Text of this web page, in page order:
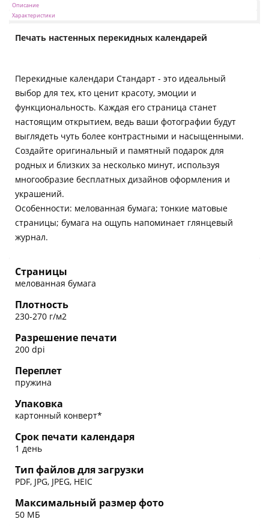
Описание
Характеристики
Печать настенных перекидных календарей
Перекидные календари Стандарт - это идеальный
выбор для тех, кто ценит красоту, эмоции и
функциональность. Каждая его страница станет
настоящим открытием, ведь ваши фотографии будут
выглядеть чуть более контрастными и насыщенными.
Создайте оригинальный и памятный подарок для
родных и близких за несколько минут, используя
многообразие бесплатных дизайнов оформления и
украшений.
Особенности: мелованная бумага; тонкие матовые
страницы; бумага на ощупь напоминает глянцевый
журнал.
Страницы
мелованная бумага
Плотность
230-270 г/м2
Разрешение печати
200 dpi
Переплет
пружина
Упаковка
картонный конверт*
Срок печати календаря
1 день
Тип файлов для загрузки
PDF, JPG, JPEG, HEIC
Максимальный размер фото
50 МБ